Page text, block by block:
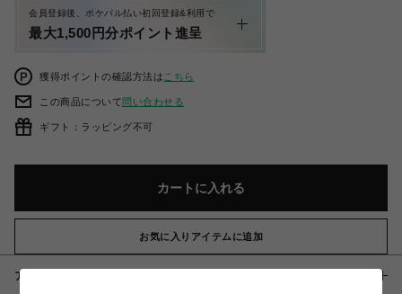
会員登録後、ポケパル払い初回登録&利用で
最大1,500円分ポイント進呈
獲得ポイントの確認方法は こちら
この商品について問い合わせる
ギフト：ラッピング不可
カートに入れる
お気に入りアイテムに追加
アイテム説明 / 素材